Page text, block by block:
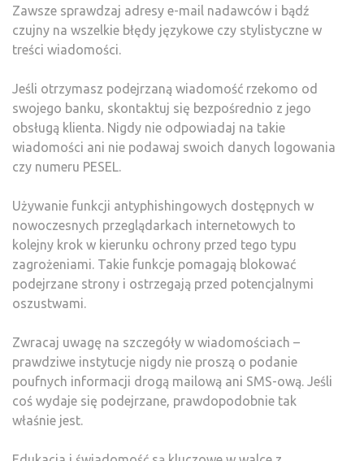
Zawsze sprawdzaj adresy e-mail nadawców i bądź
czujny na wszelkie błędy językowe czy stylistyczne w
treści wiadomości.
Jeśli otrzymasz podejrzaną wiadomość rzekomo od
swojego banku, skontaktuj się bezpośrednio z jego
obsługą klienta. Nigdy nie odpowiadaj na takie
wiadomości ani nie podawaj swoich danych logowania
czy numeru PESEL.
Używanie funkcji antyphishingowych dostępnych w
nowoczesnych przeglądarkach internetowych to
kolejny krok w kierunku ochrony przed tego typu
zagrożeniami. Takie funkcje pomagają blokować
podejrzane strony i ostrzegają przed potencjalnymi
oszustwami.
Zwracaj uwagę na szczegóły w wiadomościach –
prawdziwe instytucje nigdy nie proszą o podanie
poufnych informacji drogą mailową ani SMS-ową. Jeśli
coś wydaje się podejrzane, prawdopodobnie tak
właśnie jest.